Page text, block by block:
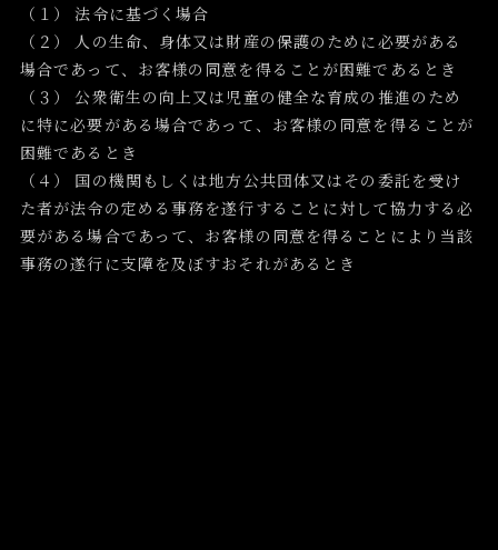
（１） 法令に基づく場合
（２） 人の生命、身体又は財産の保護のために必要がある
場合であって、お客様の同意を得ることが困難であるとき
（３） 公衆衛生の向上又は児童の健全な育成の推進のため
に特に必要がある場合であって、お客様の同意を得ることが
困難であるとき
（４） 国の機関もしくは地方公共団体又はその委託を受け
た者が法令の定める事務を遂行することに対して協力する必
要がある場合であって、お客様の同意を得ることにより当該
事務の遂行に支障を及ぼすおそれがあるとき